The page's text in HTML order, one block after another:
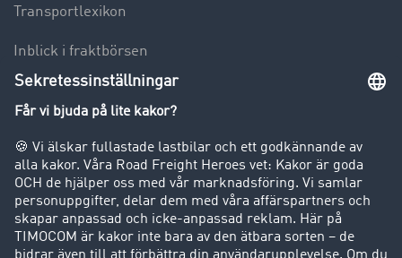
Transportlexikon
Inblick i fraktbörsen
Körförbud för lastbilar
Företag
Kunder värvar kunder
Success Stories